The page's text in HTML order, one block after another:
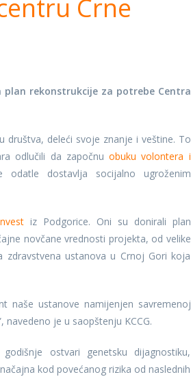
Crne
plan rekonstrukcije za potrebe Centra
društva, deleći svoje znanje i veštine. To
odlučili da započnuobuku volontera i
dostavlja socijalno ugroženim
iz Podgorice. Oni su donirali plan
novčane vrednosti projekta, od velike
ustanova u Crnoj Gori koja
naše ustanove namijenjen savremenoj
je u saopštenju KCCG.
ostvari genetsku dijagnostiku,
kod povećanog rizika od naslednih